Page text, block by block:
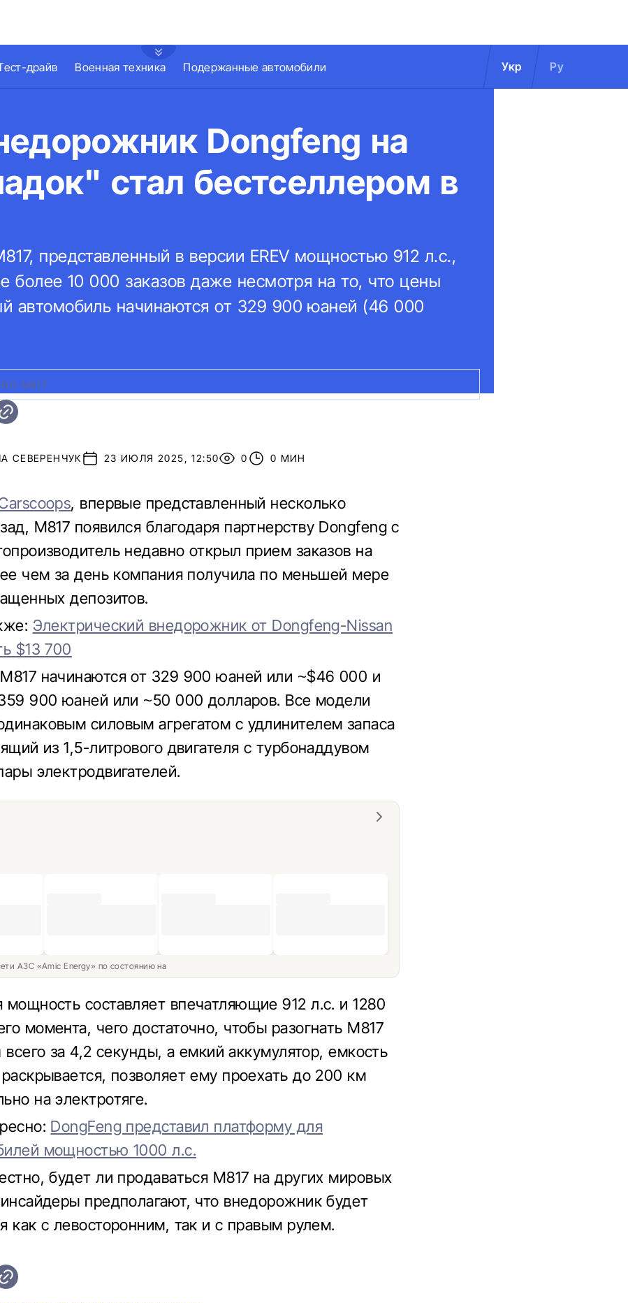
драйв Военная техника Подержанные автомобили Укр Ру
Dongfeng на
стал бестселлером в
представленный в версии EREV мощностью 912 л.с.,
более 10 000 заказов даже несмотря на то, что цены
автомобиль начинаются от 329 900 юаней (46 000
M817
СЕВЕРЕНЧУК 23 ИЮЛЯ 2025, 12:50 0 0 МИН
, впервые представленный несколько
M817 появился благодаря партнерству Dongfeng с
недавно открыл прием заказов на
чем за день компания получила по меньшей мере
депозитов.
Электрический внедорожник от Dongfeng-Nissan
$13 700
начинаются от 329 900 юаней или ~$46 000 и
900 юаней или ~50 000 долларов. Все модели
силовым агрегатом с удлинителем запаса
из 1,5-литрового двигателя с турбонаддувом
электродвигателей.
АЗС «Amic Energy» по состоянию на
мощность составляет впечатляющие 912 л.с. и 1280
момента, чего достаточно, чтобы разогнать M817
за 4,2 секунды, а емкий аккумулятор, емкость
позволяет ему проехать до 200 км
на электротяге.
DongFeng представил платформу для
мощностью 1000 л.с.
будет ли продаваться M817 на других мировых
предполагают, что внедорожник будет
как с левосторонним, так и с правым рулем.